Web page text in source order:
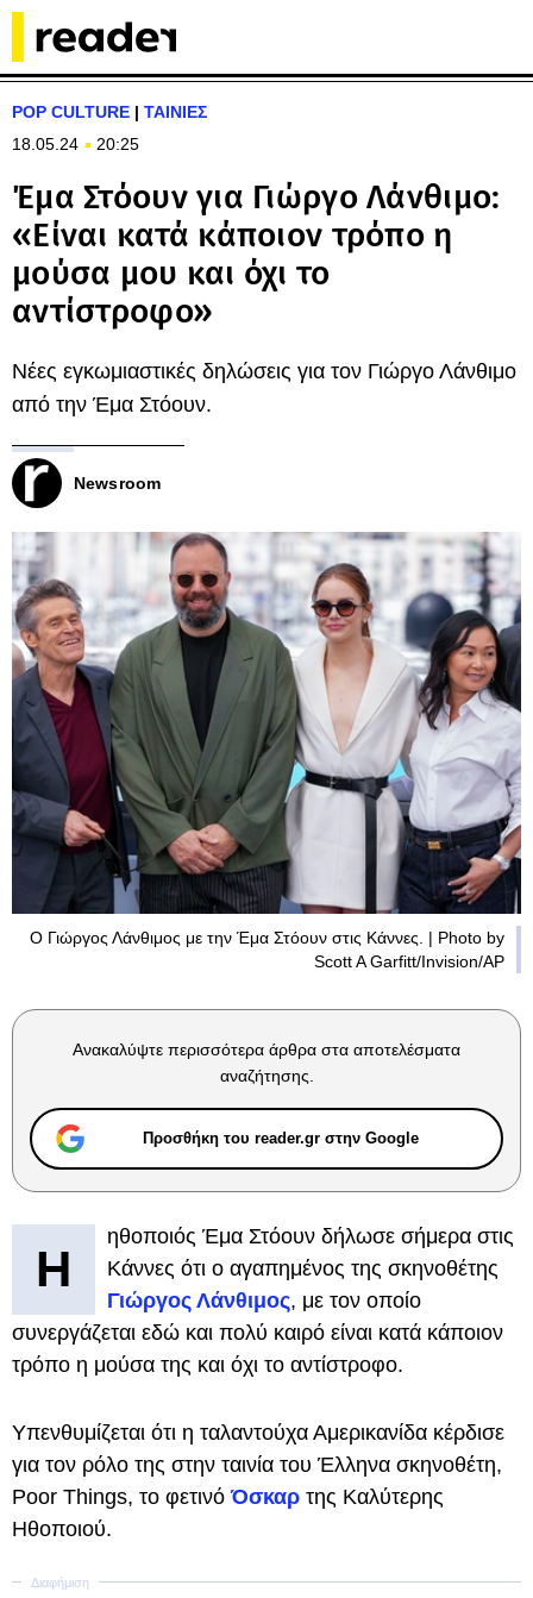
POP CULTURE | ΤΑΙΝΙΕΣ
18.05.24
20:25
Έμα Στόουν για Γιώργο Λάνθιμο:
«Είναι κατά κάποιον τρόπο η
μούσα μου και όχι το
αντίστροφο»
Νέες εγκωμιαστικές δηλώσεις για τον Γιώργο Λάνθιμο
από την Έμα Στόουν.
Newsroom
Ο Γιώργος Λάνθιμος με την Έμα Στόουν στις Κάννες. | Photo by
Scott A Garfitt/Invision/AP
Ανακαλύψτε περισσότερα άρθρα στα αποτελέσματα
αναζήτησης.
Προσθήκη του reader.gr στην Google
Η
ηθοποιός Έμα Στόουν δήλωσε σήμερα στις
Κάννες ότι ο αγαπημένος της σκηνοθέτης
Γιώργος Λάνθιμος, με τον οποίο
συνεργάζεται εδώ και πολύ καιρό είναι κατά κάποιον
τρόπο η μούσα της και όχι το αντίστροφο.
Υπενθυμίζεται ότι η ταλαντούχα Αμερικανίδα κέρδισε
για τον ρόλο της στην ταινία του Έλληνα σκηνοθέτη,
Poor Things, το φετινόΌσκαρ της Καλύτερης
Ηθοποιού.